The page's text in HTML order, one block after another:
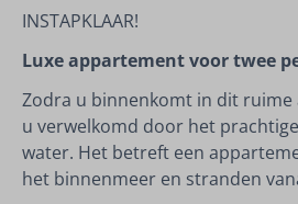
INSTAPKLAAR!
Luxe appartement voor twee
Zodra u binnenkomt in dit
u verwelkomd door het
water. Het betreft een
het binnenmeer en stranden